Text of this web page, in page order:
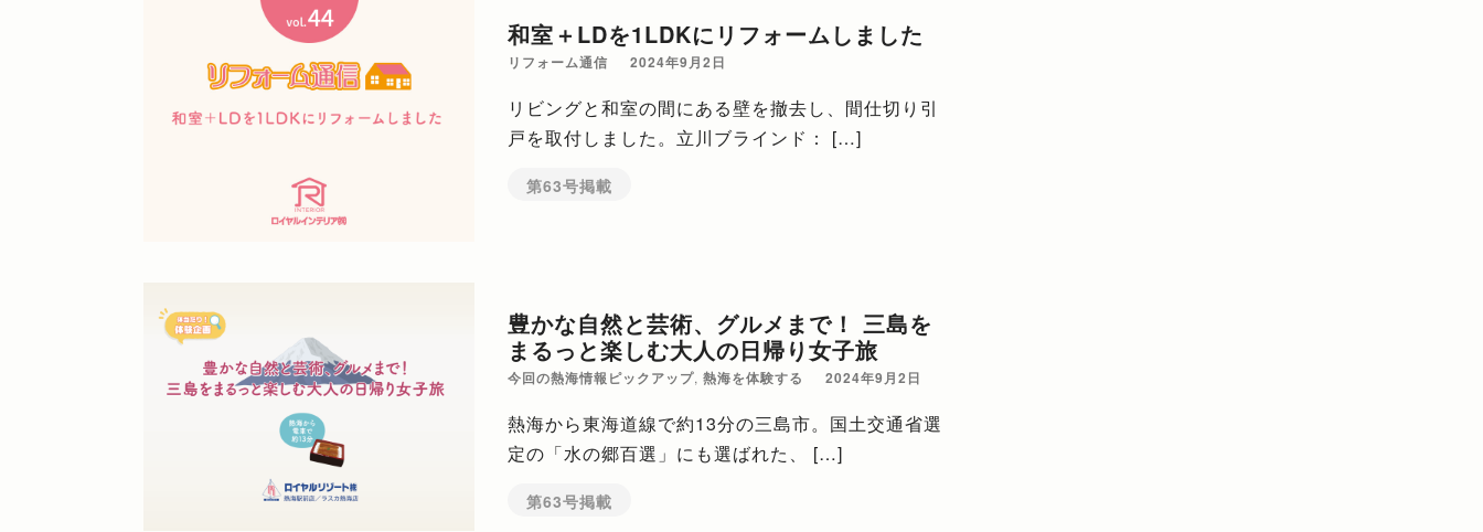
和室＋LDを1LDKにリフォームしました
リフォーム通信 2024年9月2日
リビングと和室の間にある壁を撤去し、間仕切り引
戸を取付しました。立川ブラインド： […]
第63号掲載
豊かな自然と芸術、グルメまで！ 三島を
まるっと楽しむ大人の日帰り女子旅
今回の熱海情報ピックアップ, 熱海を体験する 2024年9月2日
熱海から東海道線で約13分の三島市。国土交通省選
定の「水の郷百選」にも選ばれた、 […]
第63号掲載